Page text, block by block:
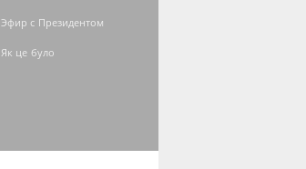
Эфир с Президентом
Як це було